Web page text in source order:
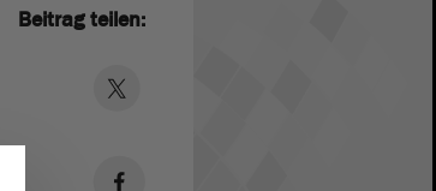
Beitrag teilen: